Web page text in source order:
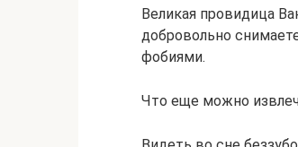
Великая провидица
добровольно
фобиями.
Что еще можно